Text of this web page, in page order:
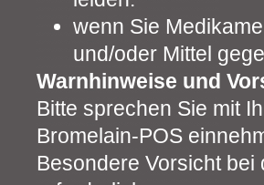
wenn Sie
und/oder Mittel
Warnhinweise und
Bitte sprechen Sie mit
Bromelain-POS
Besondere Vorsicht